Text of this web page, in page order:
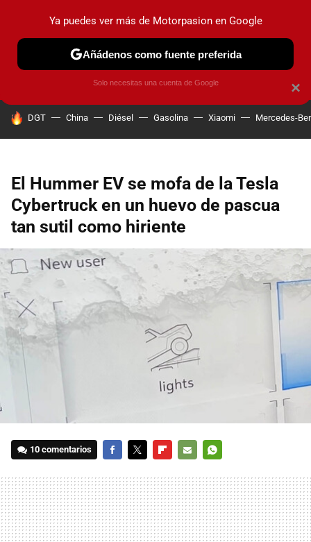
PRUEBAS COCHES ELÉCTRICOS OBSERVATORIO
HOY SE HABLA DE
DGT China Diésel Gasolina Xiaomi Mercedes-
El Hummer EV se mofa de la Tesla
Cybertruck en un huevo de pascua
tan sutil como hiriente
10 comentarios
MAIL
×
Ya puedes ver más de Motorpasion en Google
Añádenos como fuente preferida
Solo necesitas una cuenta de Google